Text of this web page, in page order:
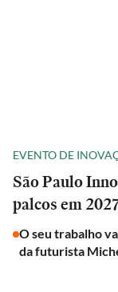
EVENTO DE
São Paulo
palcos em
O seu trabalho
da futurista